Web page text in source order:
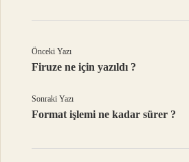
Önceki Yazı
Firuze ne için yazıldı ?
Sonraki Yazı
Format işlemi ne kadar sürer ?